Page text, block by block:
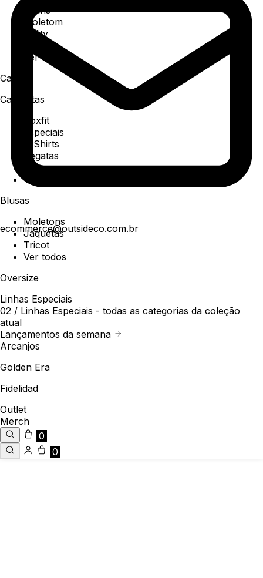
ecommerce@outsideco.com.br
Jeans
Moletom
Utility
Ver todos
Camisa
Camisetas
Boxfit
Especiais
T-Shirts
Regatas
Polo
Ver todos
Blusas
Moletons
Jaquetas
Tricot
Ver todos
Oversize
Linhas Especiais
02 / Linhas Especiais - todas as categorias da coleção
atual
Lançamentos da semana
Arcanjos
Golden Era
Fidelidad
Outlet
Merch
0
0